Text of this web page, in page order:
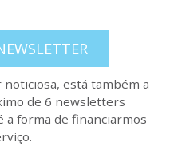
está também a
de 6 newsletters
a forma de financiarmos